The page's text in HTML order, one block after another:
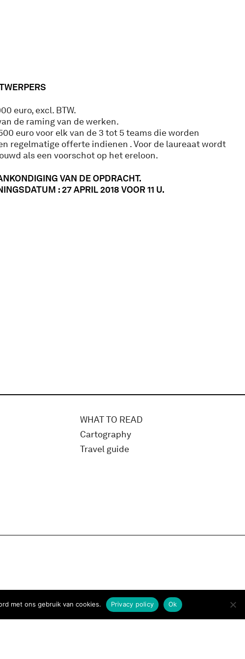
euro, excl. BTW.
de raming van de werken.
euro voor elk van de 3 tot 5 teams die worden
regelmatige offerte indienen . Voor de laureaat wordt
als een voorschot op het ereloon.
VAN DE OPDRACHT.
: 27 APRIL 2018 VOOR 11 U.
WHAT TO READ
Cartography
Travel guide
met ons gebruik van cookies. Ok
Privacy policy